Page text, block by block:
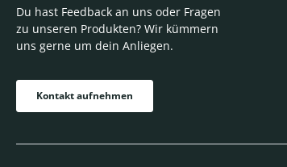
Du hast Feedback an uns oder Fragen
zu unseren Produkten? Wir kümmern
uns gerne um dein Anliegen.
Kontakt aufnehmen